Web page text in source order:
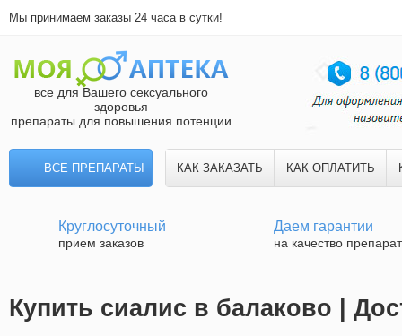
Мы принимаем заказы 24 часа в сутки!
все для Вашего сексуального
здоровья
препараты для повышения потенции
ВСЕ ПРЕПАРАТЫ КАК ЗАКАЗАТЬ КАК ОПЛАТИТЬ
Круглосуточный
прием заказов
Даем гарантии
на качество
Купить сиалис в балаково |